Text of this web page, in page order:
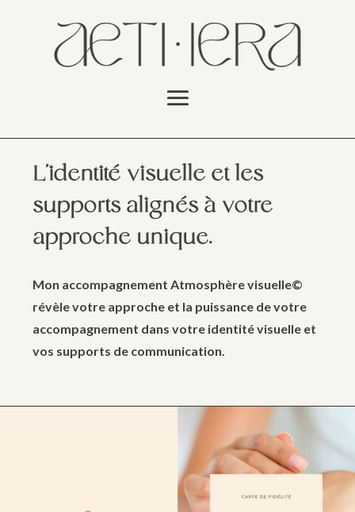
L’identité visuelle et les
supports alignés à votre
approche unique.
Mon accompagnement Atmosphère visuelle©
révèle votre approche et la puissance de votre
accompagnement dans votre identité visuelle et
vos supports de communication.